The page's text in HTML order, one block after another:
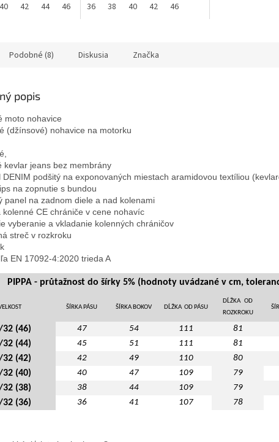
40 42 44 46
36
38 40 42 46
Podobné (8) Diskusia Značka
popis
moto nohavice
(džínsové) nohavice na motorku
kevlar jeans bez membrány
DENIM podšitý na exponovaných miestach aramidovou textíliou
na zopnutie s bundou
panel na zadnom diele a nad kolenami
kolenné CE chrániče v cene nohavíc
vyberanie a vkladanie kolenných chráničov
streč v rozkroku
EN 17092-4:2020 trieda A
PIPPA - průtažnost do šírky 5% (hodnoty uvádzané v cm,
ŠÍRKA PÁSU ŠÍRKA BOKOV DĹŽKA OD PÁSU
DĹŽKA OD
ROZKROKU
32 (46) 47 54 111 81
32 (44) 45 51 111 81
32 (42) 42 49 110 80
32 (40) 40 47 109 79
32 (38) 38 44 109 79
32 (36) 36 41 107 78